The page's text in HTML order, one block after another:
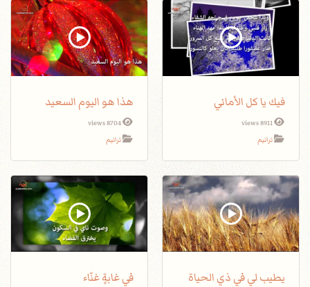
فيك يا كل الأماني
8911 views
ترانيم
هذا هو اليوم السعيد
8704 views
ترانيم
يطيب لي في ذي الحياة في غابةٍ غنّاء